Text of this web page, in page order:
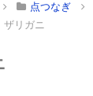
点つなぎ
リガニ